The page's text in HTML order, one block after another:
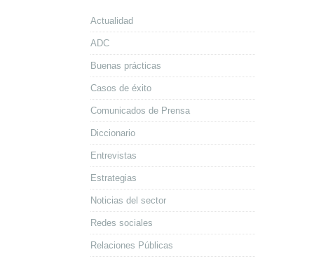
Actualidad
ADC
Buenas prácticas
Casos de éxito
Comunicados de Prensa
Diccionario
Entrevistas
Estrategias
Noticias del sector
Redes sociales
Relaciones Públicas